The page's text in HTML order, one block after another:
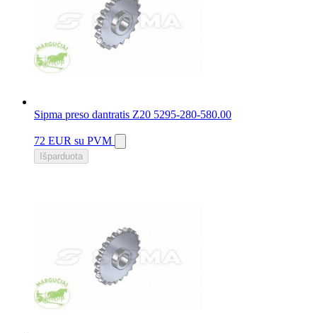
Sipma preso dantratis Z20 5295-280-580.00
72 EUR su PVM
Išparduota